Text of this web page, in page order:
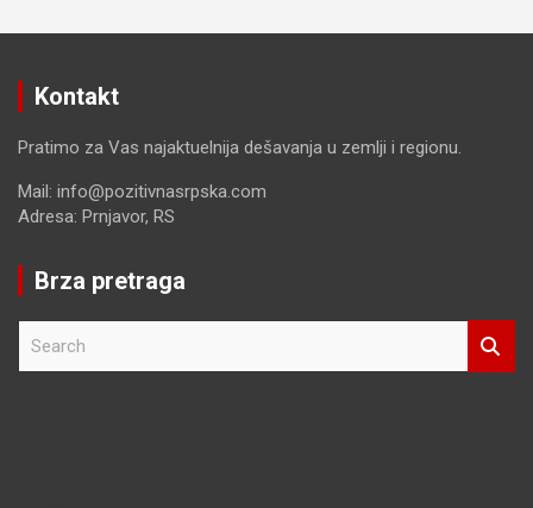
Kontakt
Pratimo za Vas najaktuelnija dešavanja u zemlji i regionu.
Mail: info@pozitivnasrpska.com
Adresa: Prnjavor, RS
Brza pretraga